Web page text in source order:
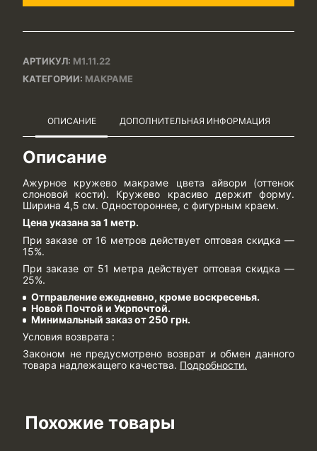
АРТИКУЛ: М1.11.22
КАТЕГОРИИ: МАКРАМЕ
ОПИСАНИЕ ДОПОЛНИТЕЛЬНАЯ ИНФОРМАЦИЯ
Описание
Ажурное кружево макраме цвета айвори (оттенок
слоновой кости). Кружево красиво держит форму.
Ширина 4,5 см. Одностороннее, с фигурным краем.
Цена указана за 1 метр.
При заказе от 16 метров действует оптовая скидка —
15%.
При заказе от 51 метра действует оптовая скидка —
25%.
Отправление ежедневно, кроме воскресенья.
Новой Почтой и Укрпочтой.
Минимальный заказ от 250 грн.
Условия возврата :
Законом не предусмотрено возврат и обмен данного
товара надлежащего качества. Подробности.
Похожие товары